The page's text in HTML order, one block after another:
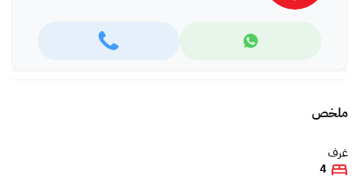
ملخص
غرف
4